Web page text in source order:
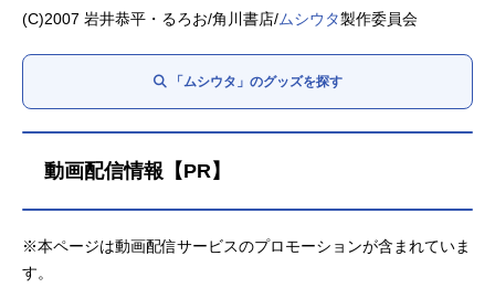
(C)2007 岩井恭平・るろお/角川書店/ムシウタ製作委員会
「ムシウタ」のグッズを探す
動画配信情報【PR】
※本ページは動画配信サービスのプロモーションが含まれていま
す。